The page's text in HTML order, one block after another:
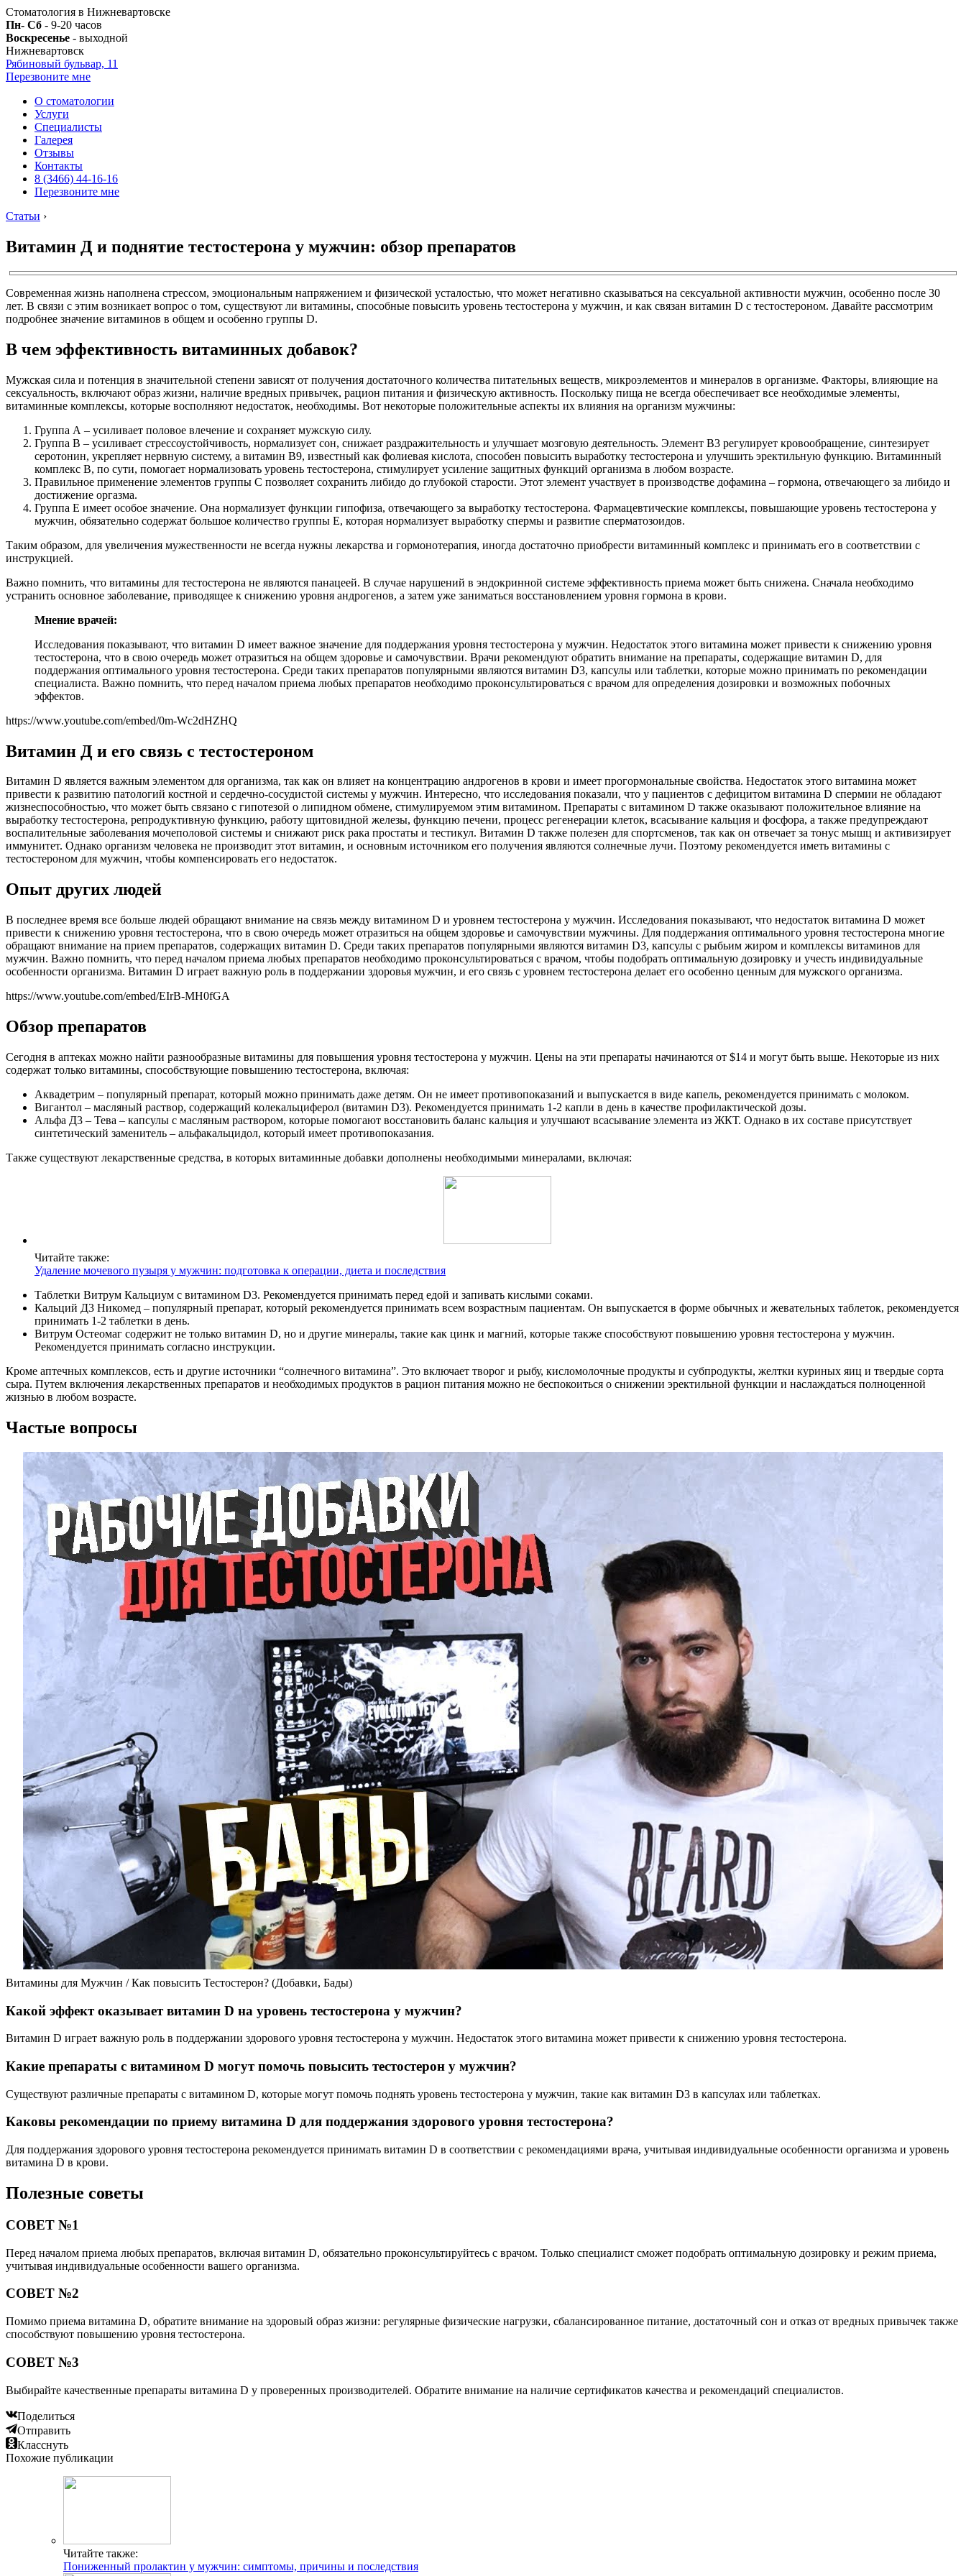
Стоматология в Нижневартовске
Пн- Сб - 9-20 часов
Воскресенье - выходной
Нижневартовск
Рябиновый бульвар, 11
Перезвоните мне
О стоматологии
Услуги
Специалисты
Галерея
Отзывы
Контакты
8 (3466) 44-16-16
Перезвоните мне
Статьи ›
Витамин Д и поднятие тестостерона у мужчин: обзор препаратов
Современная жизнь наполнена стрессом, эмоциональным напряжением и физической усталостью, что может негативно сказываться на сексуальной активности мужчин, особенно после 30
лет. В связи с этим возникает вопрос о том, существуют ли витамины, способные повысить уровень тестостерона у мужчин, и как связан витамин D с тестостероном. Давайте рассмотрим
подробнее значение витаминов в общем и особенно группы D.
В чем эффективность витаминных добавок?
Мужская сила и потенция в значительной степени зависят от получения достаточного количества питательных веществ, микроэлементов и минералов в организме. Факторы, влияющие на
сексуальность, включают образ жизни, наличие вредных привычек, рацион питания и физическую активность. Поскольку пища не всегда обеспечивает все необходимые элементы,
витаминные комплексы, которые восполняют недостаток, необходимы. Вот некоторые положительные аспекты их влияния на организм мужчины:
Группа А – усиливает половое влечение и сохраняет мужскую силу.
Группа B – усиливает стрессоустойчивость, нормализует сон, снижает раздражительность и улучшает мозговую деятельность. Элемент B3 регулирует кровообращение, синтезирует
серотонин, укрепляет нервную систему, а витамин B9, известный как фолиевая кислота, способен повысить выработку тестостерона и улучшить эректильную функцию. Витаминный
комплекс B, по сути, помогает нормализовать уровень тестостерона, стимулирует усиление защитных функций организма в любом возрасте.
Правильное применение элементов группы C позволяет сохранить либидо до глубокой старости. Этот элемент участвует в производстве дофамина – гормона, отвечающего за либидо и
достижение оргазма.
Группа E имеет особое значение. Она нормализует функции гипофиза, отвечающего за выработку тестостерона. Фармацевтические комплексы, повышающие уровень тестостерона у
мужчин, обязательно содержат большое количество группы E, которая нормализует выработку спермы и развитие сперматозоидов.
Таким образом, для увеличения мужественности не всегда нужны лекарства и гормонотерапия, иногда достаточно приобрести витаминный комплекс и принимать его в соответствии с
инструкцией.
Важно помнить, что витамины для тестостерона не являются панацеей. В случае нарушений в эндокринной системе эффективность приема может быть снижена. Сначала необходимо
устранить основное заболевание, приводящее к снижению уровня андрогенов, а затем уже заниматься восстановлением уровня гормона в крови.
Мнение врачей:
Исследования показывают, что витамин D имеет важное значение для поддержания уровня тестостерона у мужчин. Недостаток этого витамина может привести к снижению уровня
тестостерона, что в свою очередь может отразиться на общем здоровье и самочувствии. Врачи рекомендуют обратить внимание на препараты, содержащие витамин D, для
поддержания оптимального уровня тестостерона. Среди таких препаратов популярными являются витамин D3, капсулы или таблетки, которые можно принимать по рекомендации
специалиста. Важно помнить, что перед началом приема любых препаратов необходимо проконсультироваться с врачом для определения дозировки и возможных побочных
эффектов.
https://www.youtube.com/embed/0m-Wc2dHZHQ
Витамин Д и его связь с тестостероном
Витамин D является важным элементом для организма, так как он влияет на концентрацию андрогенов в крови и имеет прогормональные свойства. Недостаток этого витамина может
привести к развитию патологий костной и сердечно-сосудистой системы у мужчин. Интересно, что исследования показали, что у пациентов с дефицитом витамина D спермии не обладают
жизнеспособностью, что может быть связано с гипотезой о липидном обмене, стимулируемом этим витамином. Препараты с витамином D также оказывают положительное влияние на
выработку тестостерона, репродуктивную функцию, работу щитовидной железы, функцию печени, процесс регенерации клеток, всасывание кальция и фосфора, а также предупреждают
воспалительные заболевания мочеполовой системы и снижают риск рака простаты и тестикул. Витамин D также полезен для спортсменов, так как он отвечает за тонус мышц и активизирует
иммунитет. Однако организм человека не производит этот витамин, и основным источником его получения являются солнечные лучи. Поэтому рекомендуется иметь витамины с
тестостероном для мужчин, чтобы компенсировать его недостаток.
Опыт других людей
В последнее время все больше людей обращают внимание на связь между витамином D и уровнем тестостерона у мужчин. Исследования показывают, что недостаток витамина D может
привести к снижению уровня тестостерона, что в свою очередь может отразиться на общем здоровье и самочувствии мужчины. Для поддержания оптимального уровня тестостерона многие
обращают внимание на прием препаратов, содержащих витамин D. Среди таких препаратов популярными являются витамин D3, капсулы с рыбьим жиром и комплексы витаминов для
мужчин. Важно помнить, что перед началом приема любых препаратов необходимо проконсультироваться с врачом, чтобы подобрать оптимальную дозировку и учесть индивидуальные
особенности организма. Витамин D играет важную роль в поддержании здоровья мужчин, и его связь с уровнем тестостерона делает его особенно ценным для мужского организма.
https://www.youtube.com/embed/EIrB-MH0fGA
Обзор препаратов
Сегодня в аптеках можно найти разнообразные витамины для повышения уровня тестостерона у мужчин. Цены на эти препараты начинаются от $14 и могут быть выше. Некоторые из них
содержат только витамины, способствующие повышению тестостерона, включая:
Аквадетрим – популярный препарат, который можно принимать даже детям. Он не имеет противопоказаний и выпускается в виде капель, рекомендуется принимать с молоком.
Вигантол – масляный раствор, содержащий колекальциферол (витамин D3). Рекомендуется принимать 1-2 капли в день в качестве профилактической дозы.
Альфа Д3 – Тева – капсулы с масляным раствором, которые помогают восстановить баланс кальция и улучшают всасывание элемента из ЖКТ. Однако в их составе присутствует
синтетический заменитель – альфакальцидол, который имеет противопоказания.
Также существуют лекарственные средства, в которых витаминные добавки дополнены необходимыми минералами, включая:
Читайте также:
Удаление мочевого пузыря у мужчин: подготовка к операции, диета и последствия
Таблетки Витрум Кальциум с витамином D3. Рекомендуется принимать перед едой и запивать кислыми соками.
Кальций Д3 Никомед – популярный препарат, который рекомендуется принимать всем возрастным пациентам. Он выпускается в форме обычных и жевательных таблеток, рекомендуется
принимать 1-2 таблетки в день.
Витрум Остеомаг содержит не только витамин D, но и другие минералы, такие как цинк и магний, которые также способствуют повышению уровня тестостерона у мужчин.
Рекомендуется принимать согласно инструкции.
Кроме аптечных комплексов, есть и другие источники “солнечного витамина”. Это включает творог и рыбу, кисломолочные продукты и субпродукты, желтки куриных яиц и твердые сорта
сыра. Путем включения лекарственных препаратов и необходимых продуктов в рацион питания можно не беспокоиться о снижении эректильной функции и наслаждаться полноценной
жизнью в любом возрасте.
Частые вопросы
Витамины для Мужчин / Как повысить Тестостерон? (Добавки, Бады)
Какой эффект оказывает витамин D на уровень тестостерона у мужчин?
Витамин D играет важную роль в поддержании здорового уровня тестостерона у мужчин. Недостаток этого витамина может привести к снижению уровня тестостерона.
Какие препараты с витамином D могут помочь повысить тестостерон у мужчин?
Существуют различные препараты с витамином D, которые могут помочь поднять уровень тестостерона у мужчин, такие как витамин D3 в капсулах или таблетках.
Каковы рекомендации по приему витамина D для поддержания здорового уровня тестостерона?
Для поддержания здорового уровня тестостерона рекомендуется принимать витамин D в соответствии с рекомендациями врача, учитывая индивидуальные особенности организма и уровень
витамина D в крови.
Полезные советы
СОВЕТ №1
Перед началом приема любых препаратов, включая витамин D, обязательно проконсультируйтесь с врачом. Только специалист сможет подобрать оптимальную дозировку и режим приема,
учитывая индивидуальные особенности вашего организма.
СОВЕТ №2
Помимо приема витамина D, обратите внимание на здоровый образ жизни: регулярные физические нагрузки, сбалансированное питание, достаточный сон и отказ от вредных привычек также
способствуют повышению уровня тестостерона.
СОВЕТ №3
Выбирайте качественные препараты витамина D у проверенных производителей. Обратите внимание на наличие сертификатов качества и рекомендаций специалистов.
Поделиться
Отправить
Класснуть
Похожие публикации
Читайте также:
Пониженный пролактин у мужчин: симптомы, причины и последствия